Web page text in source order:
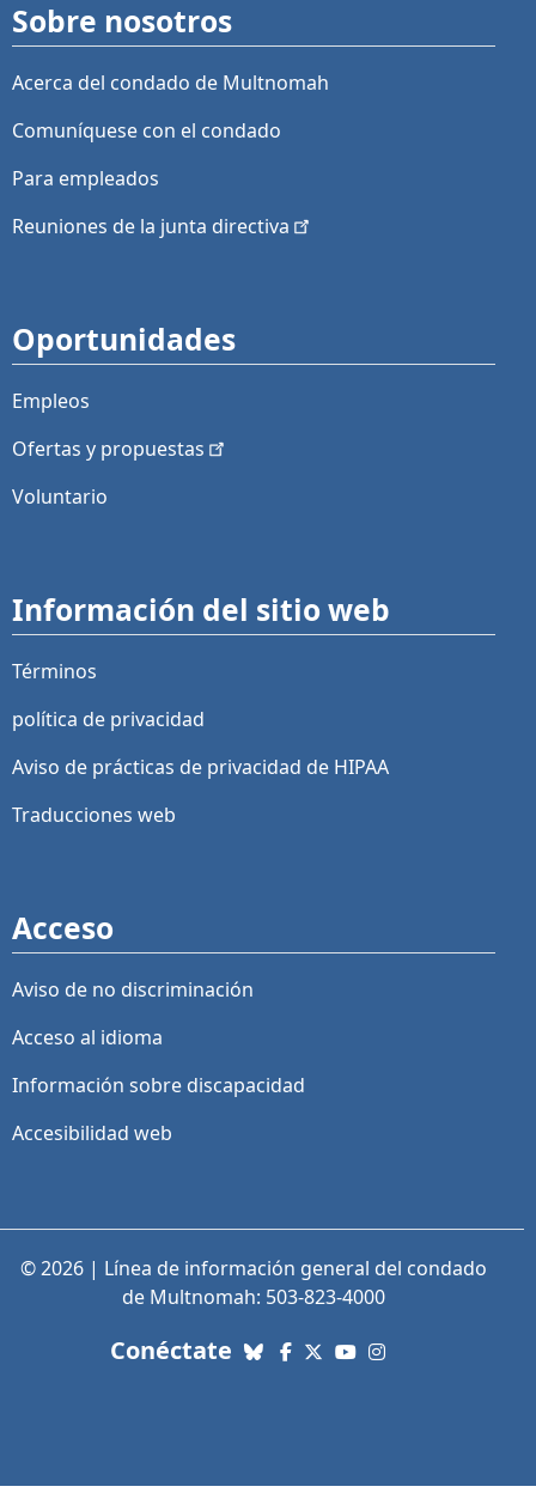
Sobre nosotros
Acerca del condado de Multnomah
Comuníquese con el condado
Para empleados
Reuniones de la junta directiva
Oportunidades
Empleos
Ofertas y propuestas
Voluntario
Información del sitio web
Términos
política de privacidad
Aviso de prácticas de privacidad de HIPAA
Traducciones web
Acceso
Aviso de no discriminación
Acceso al idioma
Información sobre discapacidad
Accesibilidad web
© 2026 | Línea de información general del condado
de Multnomah: 503-823-4000
Conéctate con nosotros. Enlaces a
Bluesky
Facebook
X (Twitter)
YouTube
Instagram